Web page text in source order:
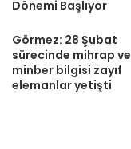
Dönemi Başlıyor
Görmez: 28 Şubat
sürecinde mihrap ve
minber bilgisi zayıf
elemanlar yetişti